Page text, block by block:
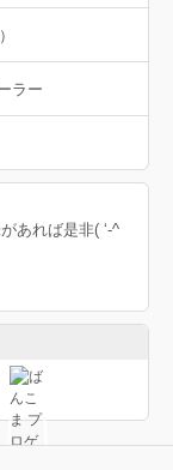
ラー
あれば是非( ‘-^